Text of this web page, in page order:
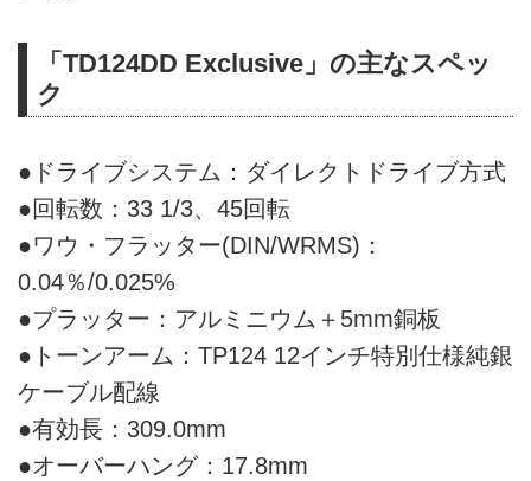
「TD124DD Exclusive」の主なスペッ
ク
●ドライブシステム：ダイレクトドライブ方式
●回転数：33 1/3、45回転
●ワウ・フラッター(DIN/WRMS)：
0.04％/0.025%
●プラッター：アルミニウム＋5mm銅板
●トーンアーム：TP124 12インチ特別仕様純銀
ケーブル配線
●有効長：309.0mm
●オーバーハング：17.8mm